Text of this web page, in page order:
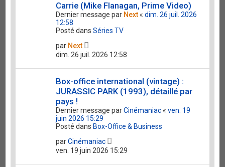
Carrie (Mike Flanagan, Prime Video)
Dernier message par Next«dim. 26 juil. 2026
12:58
Posté dansSéries TV
par Next
dim. 26 juil. 2026 12:58
Box-office international (vintage) :
JURASSIC PARK (1993), détaillé par
pays !
Dernier message parCinémaniac«ven. 19
juin 2026 15:29
Posté dans Box-Office & Business
parCinémaniac
ven. 19 juin 2026 15:29